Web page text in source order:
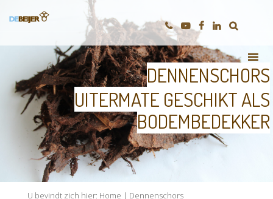
DENNENSCHORS
UITERMATE GESCHIKT ALS
BODEMBEDEKKER
U bevindt zich hier: Home | Dennenschors